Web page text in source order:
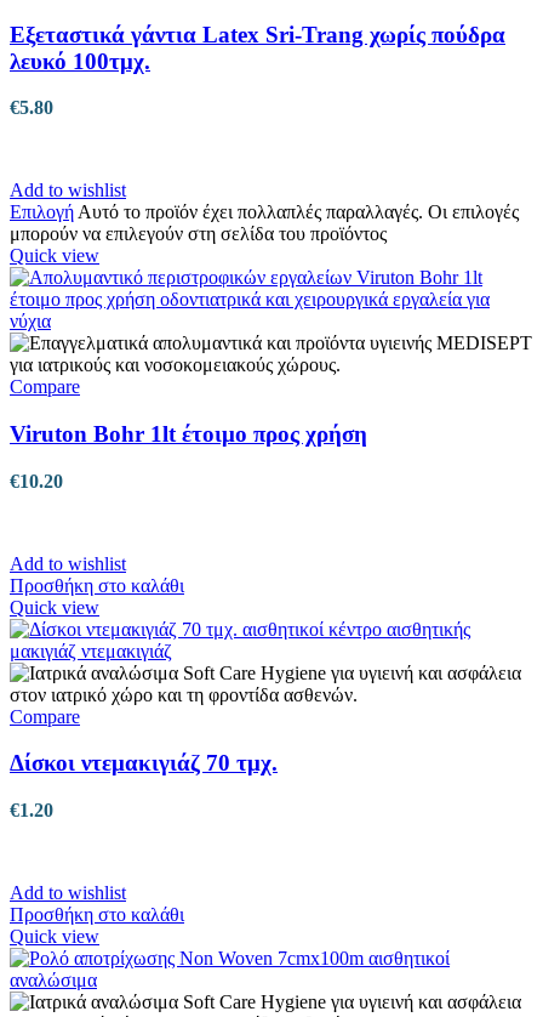
Εξεταστικά γάντια Latex Sri-Trang χωρίς πούδρα
λευκό 100τμχ.
€5.80
Add to wishlist
Επιλογή Αυτό το προϊόν έχει πολλαπλές παραλλαγές. Οι επιλογές
μπορούν να επιλεγούν στη σελίδα του προϊόντος
Quick view
Compare
Viruton Bohr 1lt έτοιμο προς χρήση
€10.20
Add to wishlist
Προσθήκη στο καλάθι
Quick view
Compare
Δίσκοι ντεμακιγιάζ 70 τμχ.
€1.20
Add to wishlist
Προσθήκη στο καλάθι
Quick view